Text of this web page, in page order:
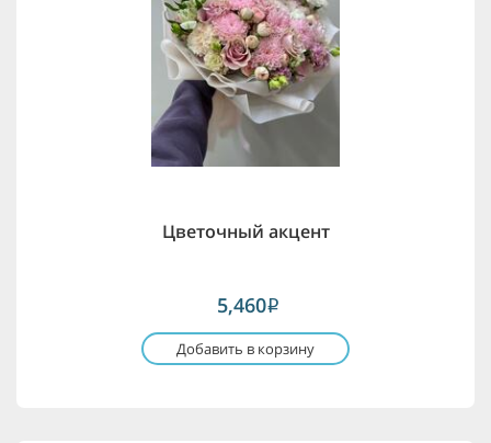
Цветочный акцент
5,460i
Добавить в корзину